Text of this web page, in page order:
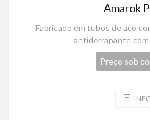
Amarok
Fabricado em tubos de aço
antiderrapante
Preço sob